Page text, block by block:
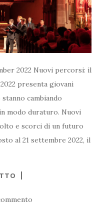
2022 Nuovi percorsi: il
presenta giovani
cambiando
modo duraturo. Nuovi
e scorci di un futuro
al 21 settembre 2022, il